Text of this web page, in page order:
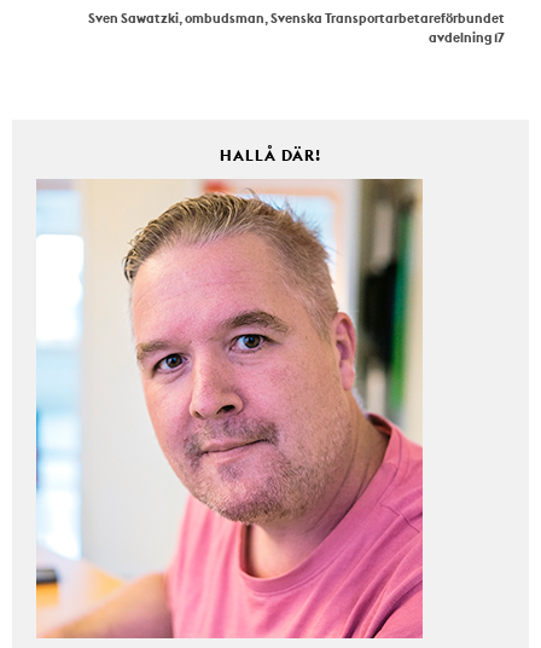
Sven Sawatzki, ombudsman, Svenska Transportarbetareförbundet
avdelning 17
HALLÅ DÄR!